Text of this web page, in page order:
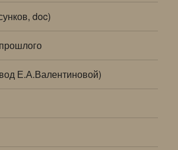
doc)
Е.А.Валентиновой)